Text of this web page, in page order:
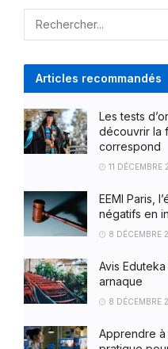
Articles recommandés
Les tests
découvrir la
correspond
11 DÉCEMBRE
EEMI Paris,
négatifs en
8 DÉCEMBRE
Avis
arnaque
8 DÉCEMBRE
Apprendre